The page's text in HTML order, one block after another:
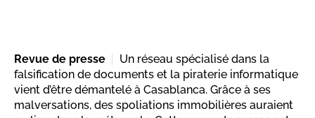
Revue de presse
Un réseau spécialisé dans la
falsification de documents et la piraterie informatique
vient d’être démantelé à Casablanca. Grâce à ses
malversations, des spoliations immobilières auraient